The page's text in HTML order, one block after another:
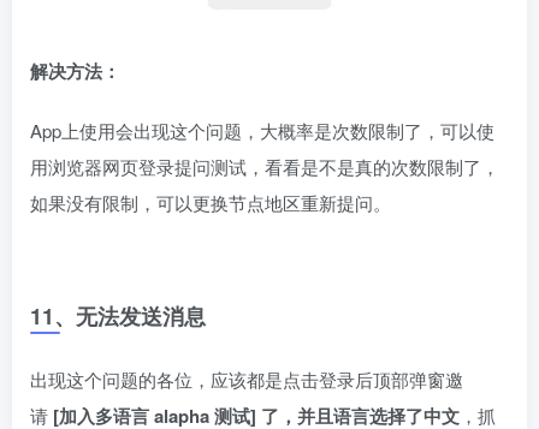
解决方法：
App上使用会出现这个问题，大概率是次数限制了，可以使
用浏览器网页登录提问测试，看看是不是真的次数限制了，
如果没有限制，可以更换节点地区重新提问。
11、无法发送消息
出现这个问题的各位，应该都是点击登录后顶部弹窗邀
请 [加入多语言 alapha 测试] 了，并且语言选择了中文 ，抓